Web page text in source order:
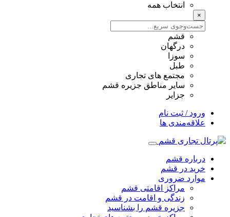
انتخاب همه
×
قشم
درگهان
سوزا
طبل
مجتمع های تجاری
سایر مناطق جزیره قشم
جزایر
ورود / ثبت نام
علاقه‌مندی ها
درباره قشم
خرید در قشم
موارد ضروری
مراکز اقامتی قشم
زندگی و اقامت در قشم
جزیره قشم را بشناسید